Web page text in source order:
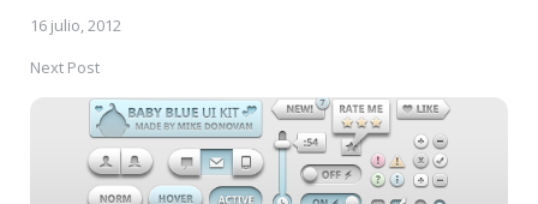
16 julio, 2012
Next Post